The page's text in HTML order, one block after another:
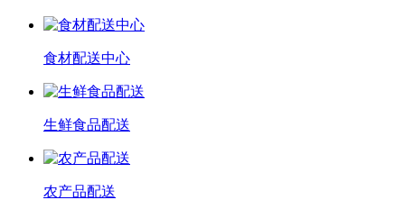
食材配送中心
生鲜食品配送
农产品配送